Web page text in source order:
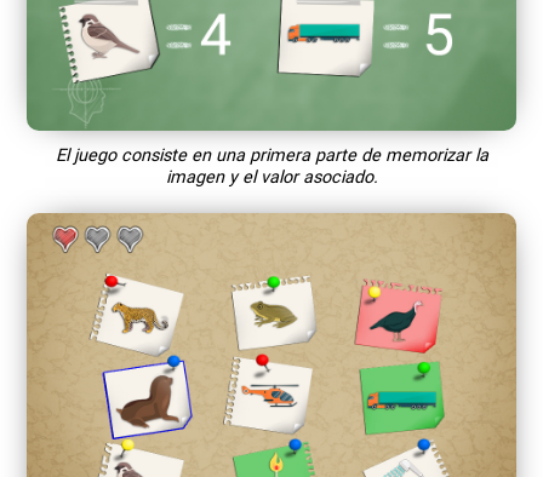
El juego consiste en una primera parte de memorizar la
imagen y el valor asociado.